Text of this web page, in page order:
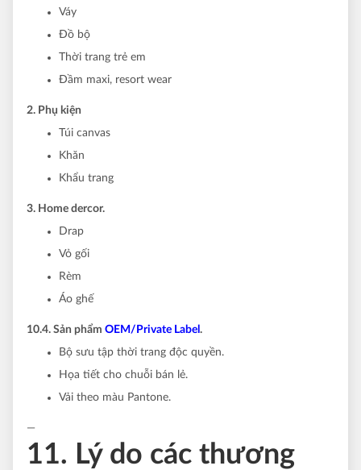
Váy
Đồ bộ
Thời trang trẻ em
Đầm maxi, resort wear
2. Phụ kiện
Túi canvas
Khăn
Khẩu trang
3. Home dercor.
Drap
Vỏ gối
Rèm
Áo ghế
10.4. Sản phẩm OEM/Private Label .
Bộ sưu tập thời trang độc quyền.
Họa tiết cho chuỗi bán lẻ.
Vải theo màu Pantone.
—
11. Lý do các thương